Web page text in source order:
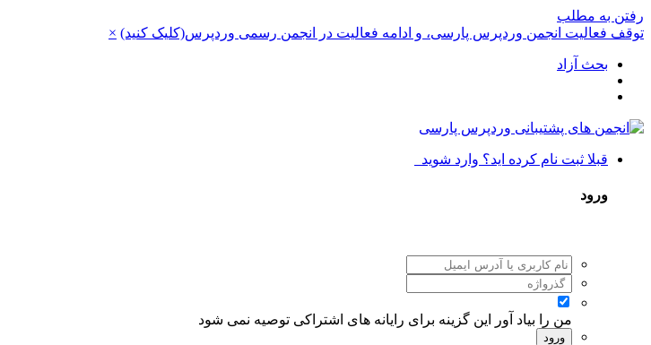
رفتن به مطلب
توقف فعالیت انجمن وردپرس پارسی، و ادامه فعالیت در انجمن رسمی وردپرس(کلیک کنید) ×
بحث آزاد
قبلا ثبت نام کرده اید؟ وارد شوید
ورود
من را بیاد آور این گزینه برای رایانه های اشتراکی توصیه نمی شود
ورود